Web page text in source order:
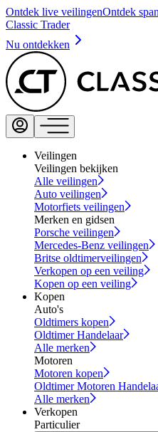
Ontdek live veilingenOntdek
Classic Trader
Nu ontdekken
Veilingen
Veilingen bekijken
Alle veilingen
Auto veilingen
Motorfiets veilingen
Merken en gidsen
Porsche veilingen
Mercedes-Benz veilingen
Britse oldtimerveilingen
Verkopen op een veiling
Kopen op een veiling
Kopen
Auto's
Oldtimers kopen
Oldtimer Handelaar
Alle merken
Motoren
Motoren kopen
Oldtimer Motoren
Alle merken
Verkopen
Particulier